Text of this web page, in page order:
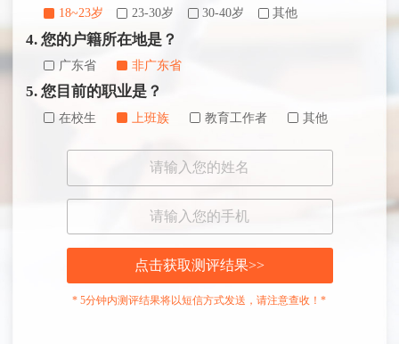
18~23岁 23-30岁 30-40岁 其他
4. 您的户籍所在地是？
广东省 非广东省
5. 您目前的职业是？
在校生 上班族 教育工作者 其他
点击获取测评结果>>
* 5分钟内测评结果将以短信方式发送，请注意查收！*